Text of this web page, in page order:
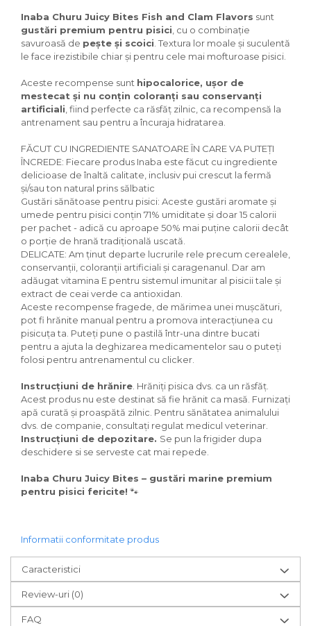
Conditioner apa iaz
Hrana pesti iazuri
Teste apa iaz
Pompe iaz
Incalzitor Iaz
Accesorii iaz
Toaletare cai
Casti echitatie
Accesorii cai
Inaba Churu Juicy Bites Fish and Clam Flavors sunt
gustări premium pentru pisici , cu o combinație
savuroasă de pește și scoici . Textura lor moale și suculentă
le face irezistibile chiar și pentru cele mai mofturoase pisici.
Aceste recompense sunt hipocalorice, ușor de
mestecat și nu conțin coloranți sau conservanți
artificiali , fiind perfecte ca răsfăț zilnic, ca recompensă la
antrenament sau pentru a încuraja hidratarea.
FĂCUT CU INGREDIENTE SANATOARE ÎN CARE VA PUTEȚI
ÎNCREDE: Fiecare produs Inaba este făcut cu ingrediente
delicioase de înaltă calitate, inclusiv pui crescut la fermă
și/sau ton natural prins sălbatic
Gustări sănătoase pentru pisici: Aceste gustări aromate și
umede pentru pisici conțin 71% umiditate și doar 15 calorii
per pachet - adică cu aproape 50% mai puține calorii decât
o porție de hrană tradițională uscată.
DELICATE: Am ținut departe lucrurile rele precum cerealele,
conservanții, coloranții artificiali și caragenanul. Dar am
adăugat vitamina E pentru sistemul imunitar al pisicii tale și
extract de ceai verde ca antioxidan.
Aceste recompense fragede, de mărimea unei mușcături,
pot fi hrănite manual pentru a promova interacțiunea cu
pisicuța ta. Puteți pune o pastilă într-una dintre bucati
pentru a ajuta la deghizarea medicamentelor sau o puteți
folosi pentru antrenamentul cu clicker.
Instrucțiuni de hrănire . Hrăniți pisica dvs. ca un răsfăț.
Acest produs nu este destinat să fie hrănit ca masă. Furnizați
apă curată și proaspătă zilnic. Pentru sănătatea animalului
dvs. de companie, consultați regulat medicul veterinar.
Instrucțiuni de depozitare. Se pun la frigider dupa
deschidere si se serveste cat mai repede.
Inaba Churu Juicy Bites – gustări marine premium
pentru pisici fericite! 🐾
Informatii conformitate produs
Caracteristici
Review-uri (0)
FAQ